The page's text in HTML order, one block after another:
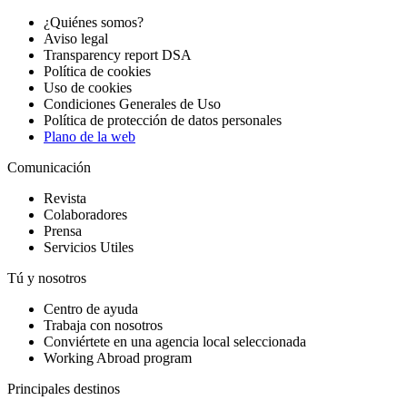
¿Quiénes somos?
Aviso legal
Transparency report DSA
Política de cookies
Uso de cookies
Condiciones Generales de Uso
Política de protección de datos personales
Plano de la web
Comunicación
Revista
Colaboradores
Prensa
Servicios Utiles
Tú y nosotros
Centro de ayuda
Trabaja con nosotros
Conviértete en una agencia local seleccionada
Working Abroad program
Principales destinos